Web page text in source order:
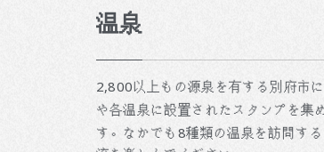
温泉
2,800以上もの源泉を有する別府市
や各温泉に設置されたスタンプを
す。なかでも8種類の温泉を訪問す